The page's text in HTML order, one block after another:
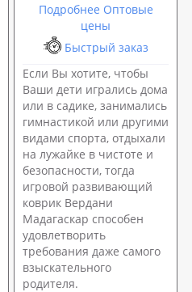
Подробнее Оптовые
цены
Быстрый заказ
Если Вы хотите, чтобы
Ваши дети игрались дома
или в садике, занимались
гимнастикой или другими
видами спорта, отдыхали
на лужайке в чистоте и
безопасности, тогда
игровой развивающий
коврик Вердани
Мадагаскар способен
удовлетворить
требования даже самого
взыскательного
родителя.